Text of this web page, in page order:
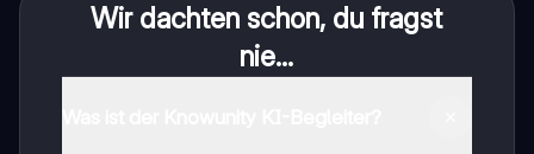
Wir dachten schon, du fragst
nie...